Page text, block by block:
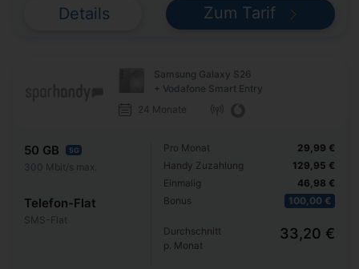
Details Zum Tarif
Samsung Galaxy S26
+ Vodafone Smart Entry
24 Monate
50 GB 5G
300 Mbit/s max.
Telefon-Flat
SMS-Flat
Pro Monat
Handy Zuzahlung
Einmalig
Bonus
29,99 €
129,95 €
46,98 €
100,00 €
Durchschnitt
p. Monat
33,20 €